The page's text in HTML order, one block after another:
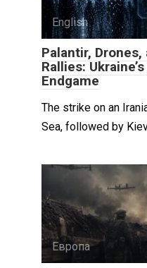
English
Palantir, Drones,
Rallies:
Endgame
The strike on an
Sea, followed by
Европа